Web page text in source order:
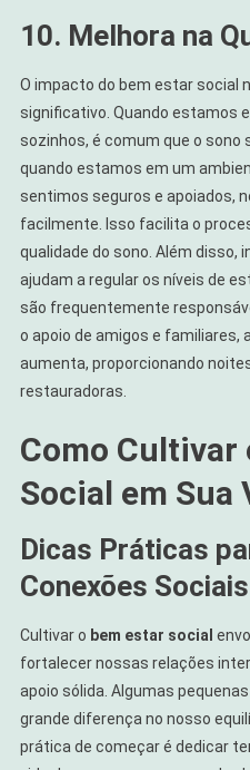
10. Melhora na
O impacto do bem estar social
significativo. Quando estamos
sozinhos, é comum que o sono
quando estamos em um
sentimos seguros e apoiados,
facilmente. Isso facilita o
qualidade do sono. Além disso,
ajudam a regular os níveis de
são frequentemente
o apoio de amigos e familiares,
aumenta, proporcionando
restauradoras.
Como Cultivar
Social em Sua
Dicas Práticas
Conexões
Cultivar o bem estar social
fortalecer nossas relações
apoio sólida. Algumas
grande diferença no nosso
prática de começar é dedicar